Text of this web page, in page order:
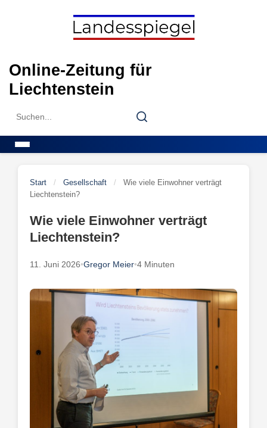
Online-Zeitung für
Liechtenstein
Search
Search
Start / Gesellschaft /
Wie viele Einwohner verträgt
Liechtenstein?
Wie viele Einwohner verträgt
Liechtenstein?
11. Juni 2026•Gregor Meier•4 Minuten